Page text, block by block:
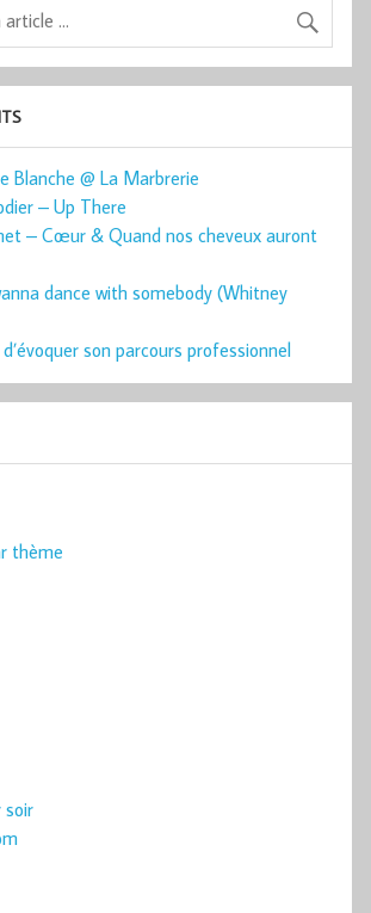
Blanche @ La Marbrerie
– Up There
– Cœur & Quand nos cheveux auront
dance with somebody (Whitney
d’évoquer son parcours professionnel
thème
soir